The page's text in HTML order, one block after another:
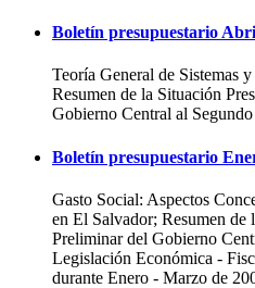
Boletín presupuestario
Teoría General de Sistemas
Resumen de la Situación
Gobierno Central al
Boletín presupuestario
Gasto Social: Aspectos
en El Salvador; Resumen de
Preliminar del Gobierno
Legislación Económica -
durante Enero - Marzo de